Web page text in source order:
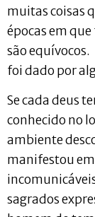
muitas coisas
épocas em
são
foi dado por
Se cada deus
conhecido no
ambiente
manifestou
sagrados